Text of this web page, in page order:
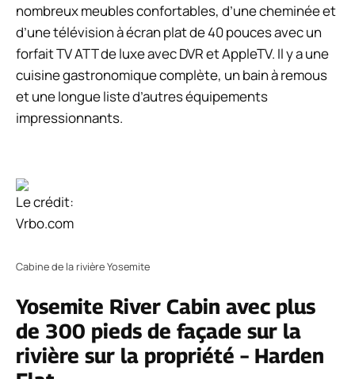
nombreux meubles confortables, d’une cheminée et
d’une télévision à écran plat de 40 pouces avec un
forfait TV ATT de luxe avec DVR et AppleTV. Il y a une
cuisine gastronomique complète, un bain à remous
et une longue liste d’autres équipements
impressionnants.
Le crédit:
Vrbo.com
Cabine de la rivière Yosemite
Yosemite River Cabin avec plus
de 300 pieds de façade sur la
rivière sur la propriété – Harden